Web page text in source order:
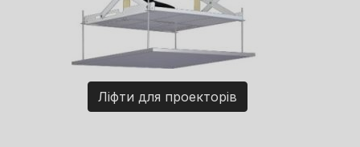
Ліфти для проекторів